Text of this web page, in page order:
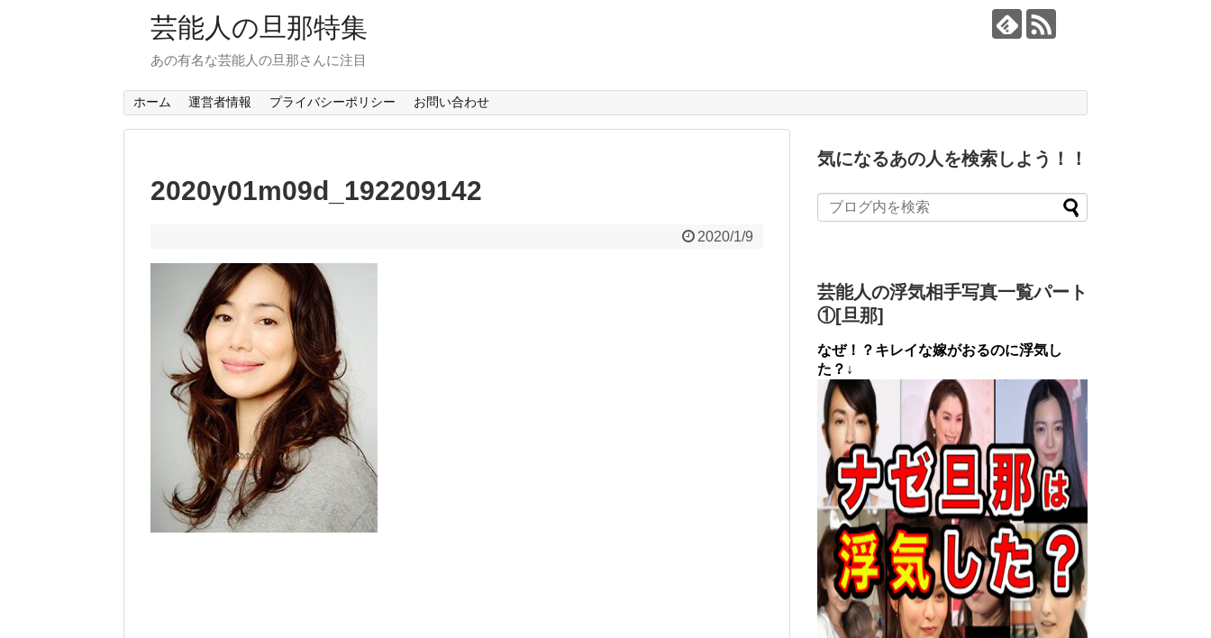
芸能人の旦那特集
あの有名な芸能人の旦那さんに注目
ホーム 運営者情報 プライバシーポリシー お問い合わせ
2020y01m09d_192209142
2020/1/9
気になるあの人を検索しよう！！
芸能人の浮気相手写真一覧パート
①[旦那]
なぜ！？キレイな嫁がおるのに浮気し
た？↓